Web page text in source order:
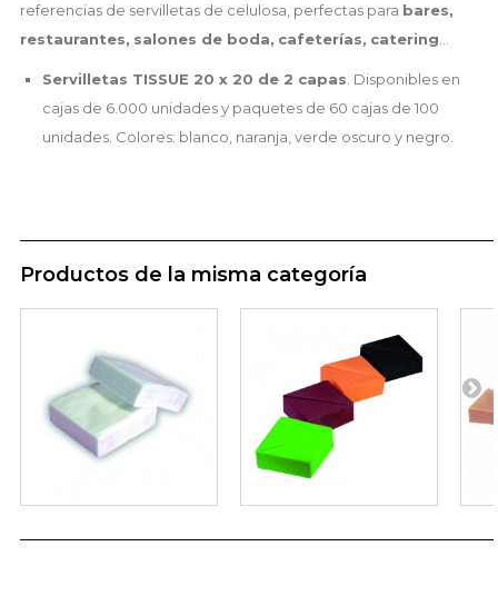
referencias de servilletas de celulosa, perfectas para bares,
restaurantes, salones de boda, cafeterías, catering
Servilletas TISSUE 20 x 20 de 2 capas . Disponibles en
cajas de 6.000 unidades y paquetes de 60 cajas de 100
unidades. Colores: blanco, naranja, verde oscuro y negro.
Productos de la misma categoría